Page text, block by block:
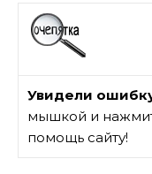
Увидели
мышкой и
помощь сайту!